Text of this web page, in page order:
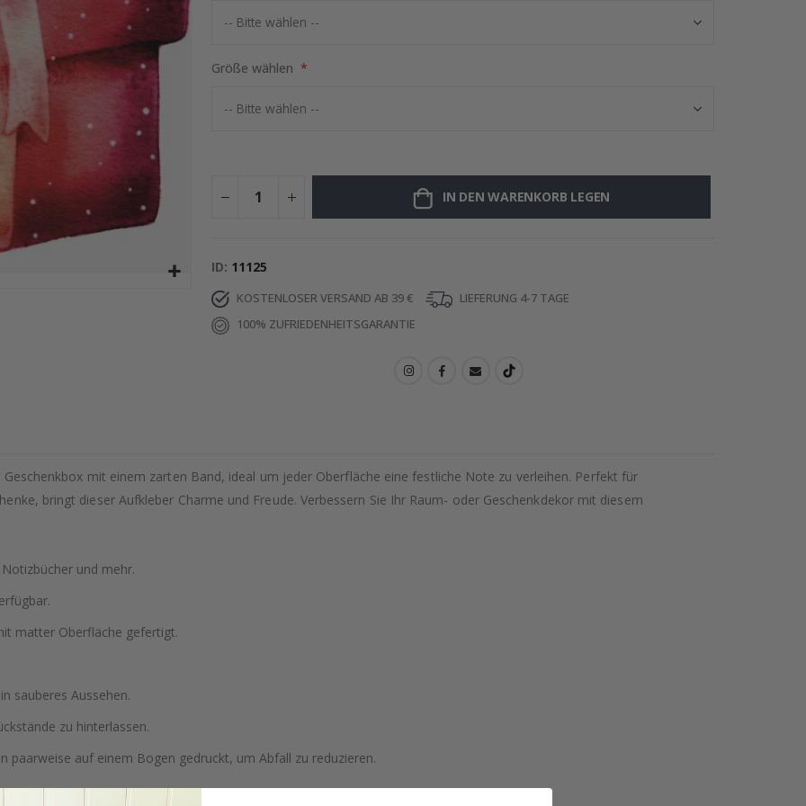
Special
Price15,00 €
Größe wählen
IN DEN WARENKORB LEGEN
ID 11125
KOSTENLOSER VERSAND AB 39 €
LIEFERUNG 4-7 TAGE
100% ZUFRIEDENHEITSGARANTIE
mit einem zarten Band, ideal um jeder Oberfläche eine festliche Note zu verleihen. Perfekt für
bringt dieser Aufkleber Charme und Freude. Verbessern Sie Ihr Raum- oder Geschenkdekor mit diesem
und mehr.
matter Oberfläche gefertigt.
sauberes Aussehen.
zu hinterlassen.
paarweise auf einem Bogen gedruckt, um Abfall zu reduzieren.